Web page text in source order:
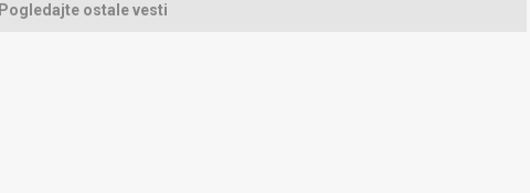
Pogledajte ostale vesti